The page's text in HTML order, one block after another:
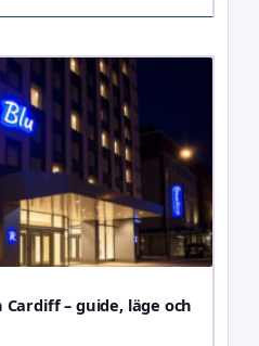
Cardiff – guide, läge och